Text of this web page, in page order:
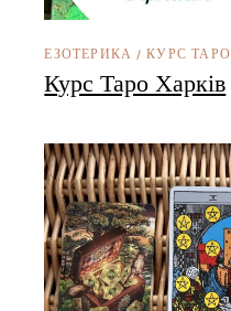
ЕЗОТЕРИКА /КУРС ТАРО
Курс Таро Харків